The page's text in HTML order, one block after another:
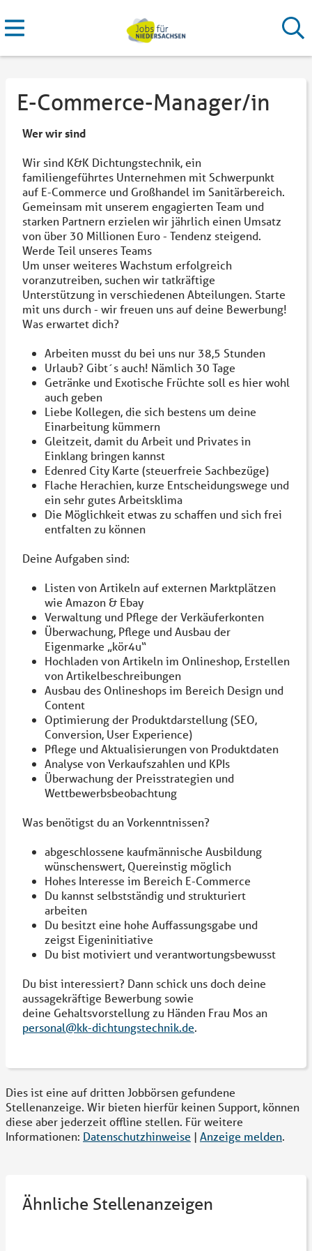
E-Commerce-Manager/in
Wer wir sind
Wir sind K&K Dichtungstechnik, ein
familiengeführtes Unternehmen mit Schwerpunkt
auf E-Commerce und Großhandel im Sanitärbereich.
Gemeinsam mit unserem engagierten Team und
starken Partnern erzielen wir jährlich einen Umsatz
von über 30 Millionen Euro - Tendenz steigend.
Werde Teil unseres Teams
Um unser weiteres Wachstum erfolgreich
voranzutreiben, suchen wir tatkräftige
Unterstützung in verschiedenen Abteilungen. Starte
mit uns durch - wir freuen uns auf deine Bewerbung!
Was erwartet dich?
Arbeiten musst du bei uns nur 38,5 Stunden
Urlaub? Gibt´s auch! Nämlich 30 Tage
Getränke und Exotische Früchte soll es hier wohl
auch geben
Liebe Kollegen, die sich bestens um deine
Einarbeitung kümmern
Gleitzeit, damit du Arbeit und Privates in
Einklang bringen kannst
Edenred City Karte (steuerfreie Sachbezüge)
Flache Herachien, kurze Entscheidungswege und
ein sehr gutes Arbeitsklima
Die Möglichkeit etwas zu schaffen und sich frei
entfalten zu können
Deine Aufgaben sind:
Listen von Artikeln auf externen Marktplätzen
wie Amazon & Ebay
Verwaltung und Pflege der Verkäuferkonten
Überwachung, Pflege und Ausbau der
Eigenmarke „kör4u“
Hochladen von Artikeln im Onlineshop, Erstellen
von Artikelbeschreibungen
Ausbau des Onlineshops im Bereich Design und
Content
Optimierung der Produktdarstellung (SEO,
Conversion, User Experience)
Pflege und Aktualisierungen von Produktdaten
Analyse von Verkaufszahlen und KPIs
Überwachung der Preisstrategien und
Wettbewerbsbeobachtung
Was benötigst du an Vorkenntnissen?
abgeschlossene kaufmännische Ausbildung
wünschenswert, Quereinstig möglich
Hohes Interesse im Bereich E-Commerce
Du kannst selbstständig und strukturiert
arbeiten
Du besitzt eine hohe Auffassungsgabe und
zeigst Eigeninitiative
Du bist motiviert und verantwortungsbewusst
Du bist interessiert? Dann schick uns doch deine
aussagekräftige Bewerbung sowie
deine Gehaltsvorstellung zu Händen Frau Mos an
personal@kk-dichtungstechnik.de.
Dies ist eine auf dritten Jobbörsen gefundene
Stellenanzeige. Wir bieten hierfür keinen Support, können
diese aber jederzeit offline stellen. Für weitere
Informationen: Datenschutzhinweise | Anzeige melden.
Ähnliche Stellenanzeigen